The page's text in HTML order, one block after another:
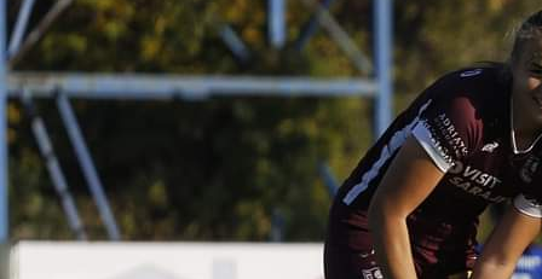
VELIKI USPJEH
20:51, 17.05.2026
SFK 2000 Sarajevo ispisao novu
historije: Osvojena 24. uzastopna